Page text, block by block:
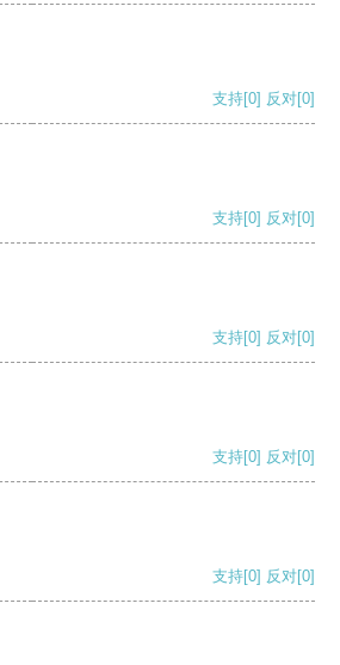
支持[0] 反对[0]
支持[0] 反对[0]
支持[0] 反对[0]
支持[0] 反对[0]
支持[0] 反对[0]